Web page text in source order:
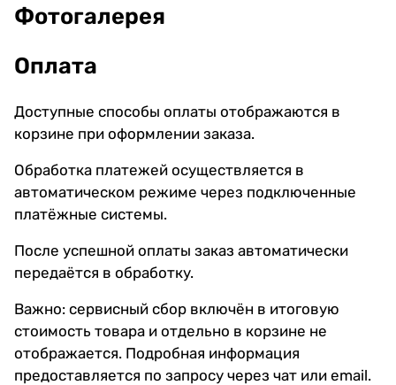
Фотогалерея
Оплата
Доступные способы оплаты отображаются в
корзине при оформлении заказа.
Обработка платежей осуществляется в
автоматическом режиме через подключенные
платёжные системы.
После успешной оплаты заказ автоматически
передаётся в обработку.
Важно: сервисный сбор включён в итоговую
стоимость товара и отдельно в корзине не
отображается. Подробная информация
предоставляется по запросу через чат или email.